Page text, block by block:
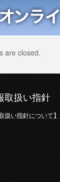
are closed.
取扱い指針
扱い指針について】